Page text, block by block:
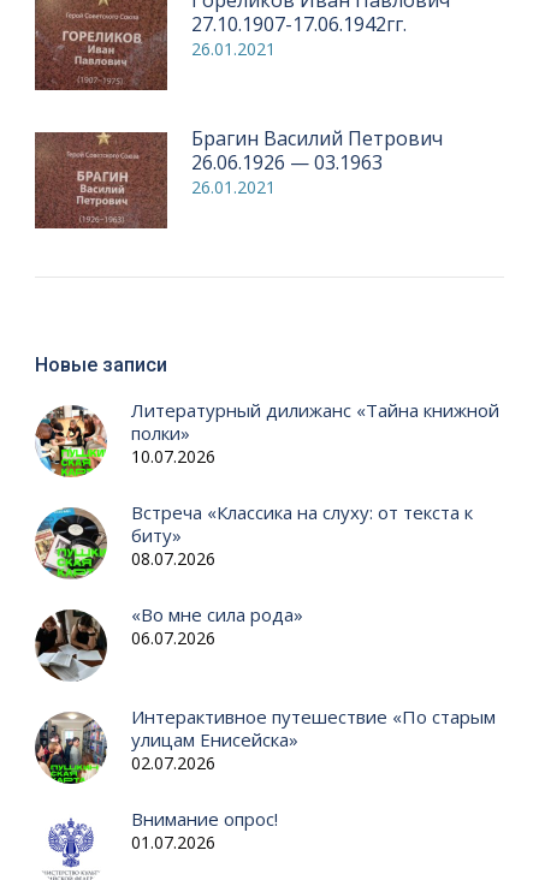
27.10.1907-17.06.1942гг.
26.01.2021
Брагин Василий Петрович
26.06.1926 — 03.1963
26.01.2021
Новые записи
Литературный дилижанс «Тайна книжной
полки»
10.07.2026
Встреча «Классика на слуху: от текста к
биту»
08.07.2026
«Во мне сила рода»
06.07.2026
Интерактивное путешествие «По старым
улицам Енисейска»
02.07.2026
Внимание опрос!
01.07.2026